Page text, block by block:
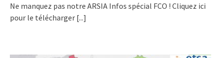
Ne manquez pas notre ARSIA Infos spécial FCO ! Cliquez ici
pour le télécharger [...]